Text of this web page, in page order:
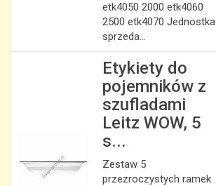
etk4050 2000 etk4060
2500 etk4070 Jednostka
sprzeda...
Etykiety do
pojemników z
szufladami
Leitz WOW, 5
s...
Zestaw 5
przezroczystych ramek